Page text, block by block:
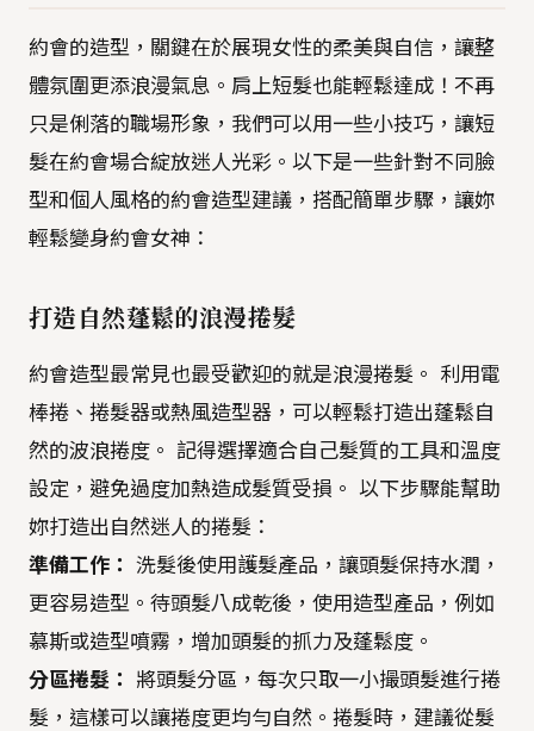
約會的造型，關鍵在於展現女性的柔美與自信，讓整
體氛圍更添浪漫氣息。肩上短髮也能輕鬆達成！不再
只是俐落的職場形象，我們可以用一些小技巧，讓短
髮在約會場合綻放迷人光彩。以下是一些針對不同臉
型和個人風格的約會造型建議，搭配簡單步驟，讓妳
輕鬆變身約會女神：
打造自然蓬鬆的浪漫捲髮
約會造型最常見也最受歡迎的就是浪漫捲髮。 利用電
棒捲、捲髮器或熱風造型器，可以輕鬆打造出蓬鬆自
然的波浪捲度。 記得選擇適合自己髮質的工具和溫度
設定，避免過度加熱造成髮質受損。 以下步驟能幫助
妳打造出自然迷人的捲髮：
準備工作： 洗髮後使用護髮產品，讓頭髮保持水潤，
更容易造型。待頭髮八成乾後，使用造型產品，例如
慕斯或造型噴霧，增加頭髮的抓力及蓬鬆度。
分區捲髮：
將頭髮分區，每次只取一小撮頭髮進行捲
髮，這樣可以讓捲度更均勻自然。捲髮時，建議從髮